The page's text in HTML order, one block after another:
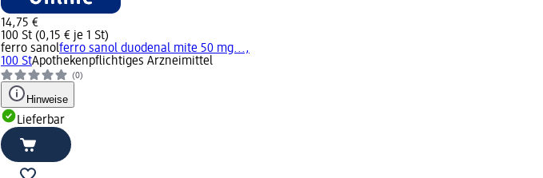
14,75 €
100 St (0,15 € je 1 St)
ferro sanolferro sanol duodenal mite 50 mg...,
100 StApothekenpflichtiges Arzneimittel
(0)
Hinweise
Lieferbar